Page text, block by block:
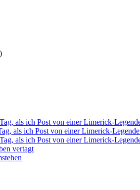
als ich Post von einer Limerick-
als ich Post von einer Limerick-
als ich Post von einer Limerick-
vertagt